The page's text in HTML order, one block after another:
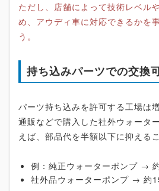
ただし、店舗によって技術レベル
め、アウディ車に対応できるかを
う。
持ち込みパーツでの交換
パーツ持ち込みを許可する工場は
通販などで購入した社外ウォータ
えば、部品代を半額以下に抑える
例：純正ウォーターポンプ →
社外品ウォーターポンプ → 約